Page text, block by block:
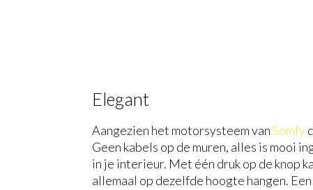
Elegant
Aangezien het motorsysteem vanSomfy
Geen kabels op de muren, alles is mooi
in je interieur. Met één druk op de knop
allemaal op dezelfde hoogte hangen.